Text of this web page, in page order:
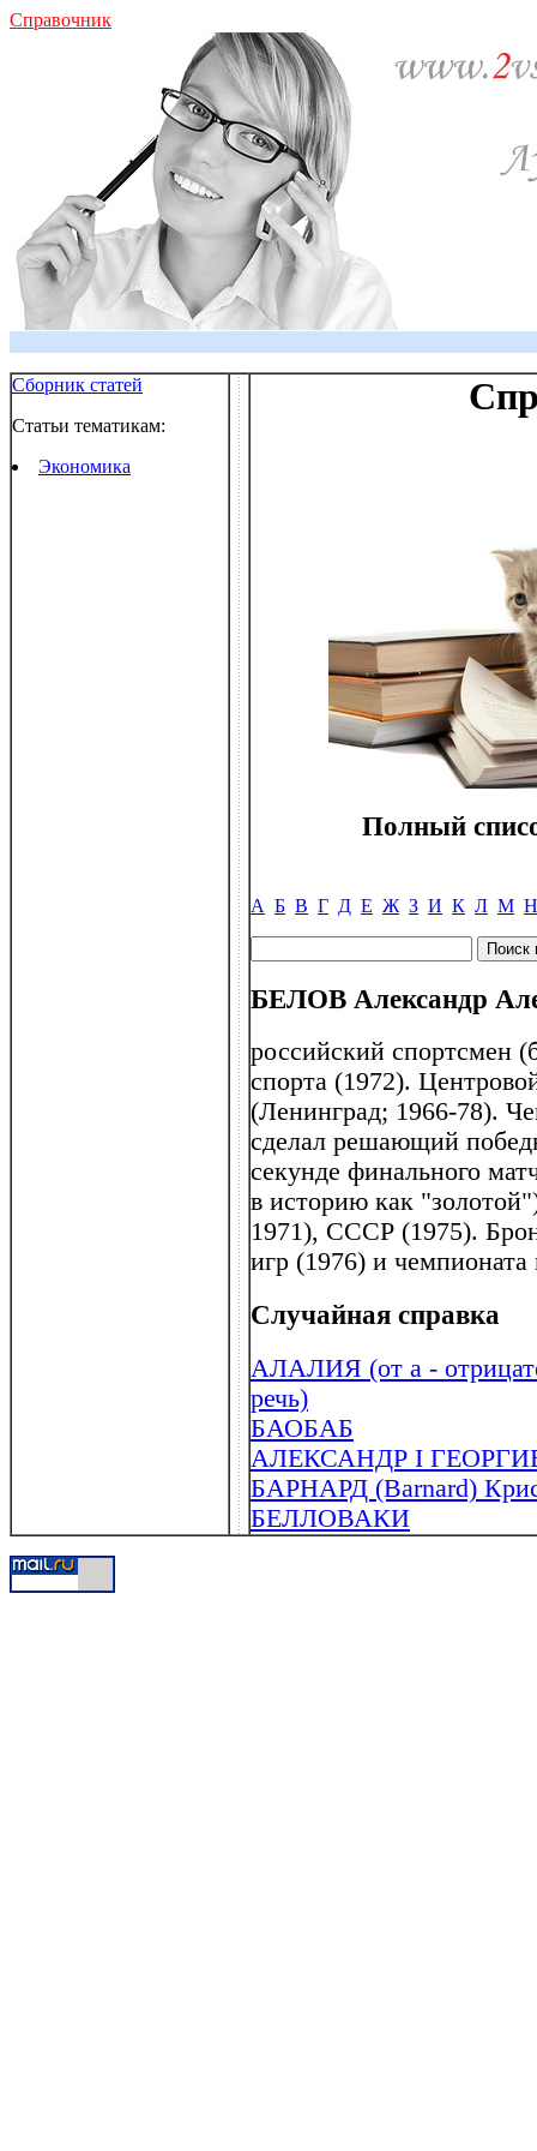
Справочник
Сборник статей
Статьи тематикам:
Экономика
Полный
А Б В Г Д Е Ж З И К Л М Н
БЕЛОВ Александр
российский спортсмен
спорта (1972).
(Ленинград; 1966-78).
сделал решающий
секунде финального
в историю как
1971), СССР (1975).
игр (1976) и
Случайная справка
АЛАЛИЯ (от а -
речь)
БАОБАБ
АЛЕКСАНДР I
БАРНАРД (Barnard)
БЕЛЛОВАКИ